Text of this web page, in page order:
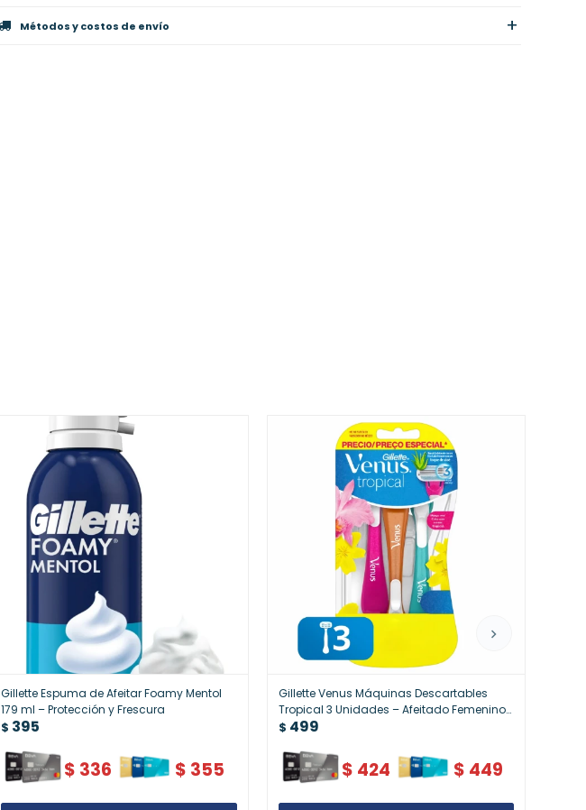
Métodos y costos de envío
Gillette Espuma de Afeitar Foamy Mentol
179 ml – Protección y Frescura
$ 395
$ 336 $ 355
Gillette Venus Máquinas Descartables
Tropical 3 Unidades – Afeitado Femenino
Aromático
$ 499
$ 424 $ 449